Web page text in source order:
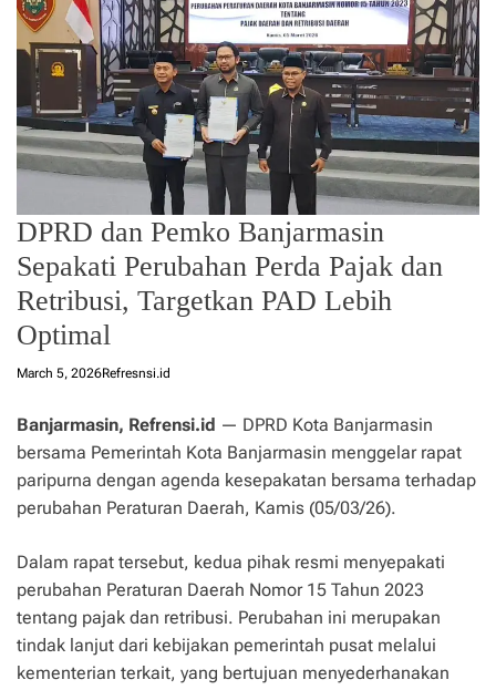
DPRD dan Pemko Banjarmasin
Sepakati Perubahan Perda Pajak dan
Retribusi, Targetkan PAD Lebih
Optimal
March 5, 2026Refresnsi.id
Banjarmasin, Refrensi.id — DPRD Kota Banjarmasin
bersama Pemerintah Kota Banjarmasin menggelar rapat
paripurna dengan agenda kesepakatan bersama terhadap
perubahan Peraturan Daerah, Kamis (05/03/26).
Dalam rapat tersebut, kedua pihak resmi menyepakati
perubahan Peraturan Daerah Nomor 15 Tahun 2023
tentang pajak dan retribusi. Perubahan ini merupakan
tindak lanjut dari kebijakan pemerintah pusat melalui
kementerian terkait, yang bertujuan menyederhanakan